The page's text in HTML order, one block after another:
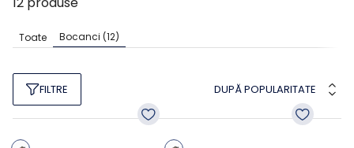
Toate Bocanci (12)
FILTRE DUPĂ POPULARITATE